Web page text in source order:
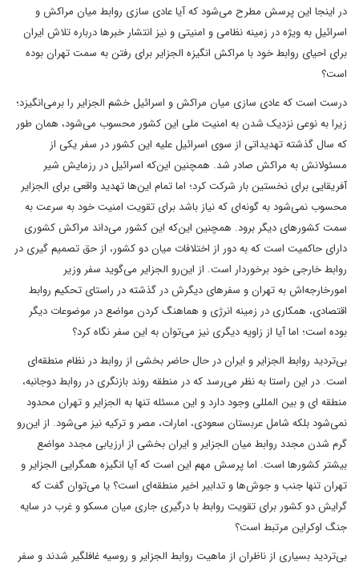
در اینجا این پرسش مطرح می‌شود که آیا عادی سازی روابط میان مراکش و
اسرائیل به ویژه در زمینه نظامی و امنیتی و نیز انتشار خبرها درباره تلاش ایران
برای احیای روابط خود با مراکش انگیزه الجزایر برای رفتن به سمت تهران بوده
است؟
درست است که عادی سازی میان مراکش و اسرائیل خشم الجزایر را برمی‌انگیزد؛
زیرا به نوعی نزدیک شدن به امنیت ملی این کشور محسوب می‌شود، همان طور
که سال گذشته تهدیداتی از سوی اسرائیل علیه این کشور در سفر یکی از
مسئولانش به مراکش صادر شد. همچنین این‌که اسرائیل در رزمایش شیر
آفریقایی برای نخستین بار شرکت کرد؛ اما تمام این‌ها تهدید واقعی برای الجزایر
محسوب نمی‌شود به گونه‌ای که نیاز باشد برای تقویت امنیت خود به سرعت به
سمت کشورهای دیگر برود. همچنین این‌که این کشور می‌داند مراکش کشوری
دارای حاکمیت است که به دور از اختلافات میان دو کشور، از حق تصمیم گیری در
روابط خارجی خود برخوردار است. از این‌رو الجزایر می‌گوید سفر وزیر
امورخارجه‌اش به تهران و سفرهای دیگرش در گذشته در راستای تحکیم روابط
اقتصادی، همکاری در زمینه انرژی و هماهنگ کردن مواضع در موضوعات دیگر
بوده است؛ اما آیا از زاویه دیگری نیز می‌توان به این سفر نگاه کرد؟
بی‌تردید روابط الجزایر و ایران در حال حاضر بخشی از روابط در نظام منطقه‌ای
است. در این راستا به نظر می‌رسد که در منطقه روند بازنگری در روابط دوجانبه،
منطقه ای و بین المللی وجود دارد و این مسئله تنها به الجزایر و تهران محدود
نمی‌شود بلکه شامل عربستان سعودی، امارات، مصر و ترکیه نیز می‌شود. از این‌رو
گرم شدن مجدد روابط میان الجزایر و ایران بخشی از ارزیابی مجدد مواضع
بیشتر کشورها است. اما پرسش مهم این است که آیا انگیزه همگرایی الجزایر و
تهران تنها جنب و جوش‌ها و تدابیر اخیر منطقه‌ای است؟ یا می‌توان گفت که
گرایش دو کشور برای تقویت روابط با درگیری جاری میان مسکو و غرب در سایه
جنگ اوکراین مرتبط است؟
بی‌تردید بسیاری از ناظران از ماهیت روابط الجزایر و روسیه غافلگیر شدند و سفر